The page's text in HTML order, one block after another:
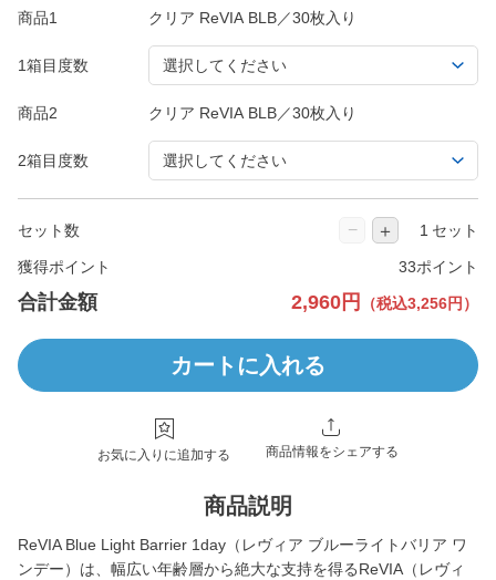
商品1
1箱目度数
商品2
2箱目度数
セット数 − ＋ セット
獲得ポイント 33ポイント
合計金額 2,960円 （税込3,256円）
カートに入れる
お気に入りに追加する 商品情報をシェアする
商品説明
ReVIA Blue Light Barrier 1day（レヴィア ブルーライトバリア ワ
ンデー）は、幅広い年齢層から絶大な支持を得るReVIA（レヴィ